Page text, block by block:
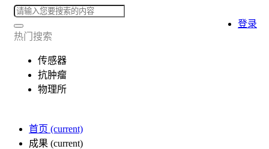
热门搜索
传感器
抗肿瘤
物理所
首页 (current)
成果 (current)
登录